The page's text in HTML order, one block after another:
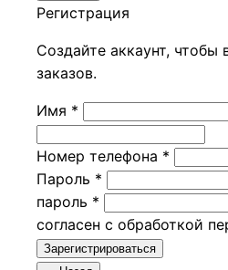
Регистрация
Создайте аккаунт, чтобы
заказов.
Имя *
Номер телефона *
Пароль *
пароль *
согласен с обработкой
Зарегистрироваться